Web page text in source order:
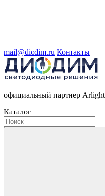
mail@diodim.ru Контакты
официальный партнер Arlight
Каталог